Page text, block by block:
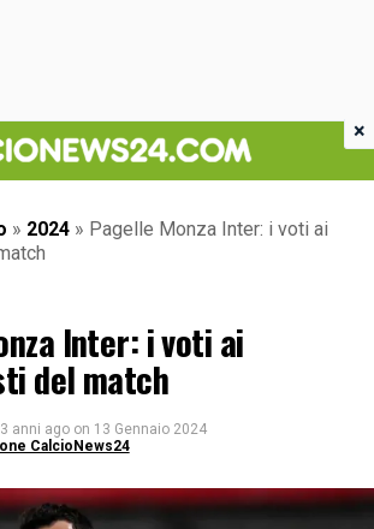
» 2024 » Pagelle Monza Inter: i voti ai
Inter: i voti ai
del match
3 anni ago on 13 Gennaio 2024
CalcioNews24
×